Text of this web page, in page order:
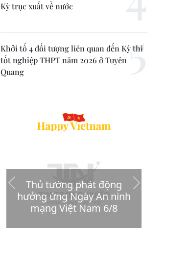
Kỳ trục xuất về nước
Khởi tố 4 đối tượng liên quan đến Kỳ thi
tốt nghiệp THPT năm 2026 ở Tuyên
Quang